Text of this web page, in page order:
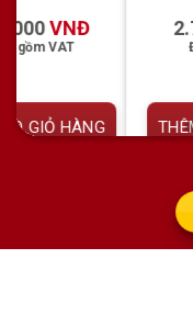
0trên 5
0
đánh giá
1.089.000 VNĐ
Đã bao gồm VAT
THÊM VÀO GIỎ HÀNG